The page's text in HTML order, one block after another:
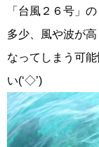
「台風２６号」
多少、風や波が
なってしまう可
い(‘◇’)ゞ